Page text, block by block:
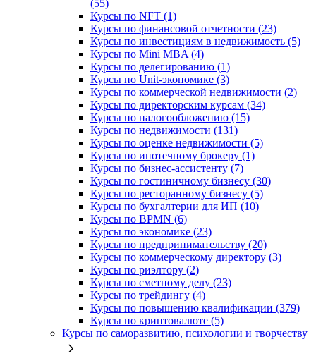
(55)
Курсы по NFT (1)
Курсы по финансовой отчетности (23)
Курсы по инвестициям в недвижимость (5)
Курсы по Mini MBA (4)
Курсы по делегированию (1)
Курсы по Unit-экономике (3)
Курсы по коммерческой недвижимости (2)
Курсы по директорским курсам (34)
Курсы по налогообложению (15)
Курсы по недвижимости (131)
Курсы по оценке недвижимости (5)
Курсы по ипотечному брокеру (1)
Курсы по бизнес-ассистенту (7)
Курсы по гостиничному бизнесу (30)
Курсы по ресторанному бизнесу (5)
Курсы по бухгалтерии для ИП (10)
Курсы по BPMN (6)
Курсы по экономике (23)
Курсы по предпринимательству (20)
Курсы по коммерческому директору (3)
Курсы по риэлтору (2)
Курсы по сметному делу (23)
Курсы по трейдингу (4)
Курсы по повышению квалификации (379)
Курсы по криптовалюте (5)
Курсы по саморазвитию, психологии и творчеству